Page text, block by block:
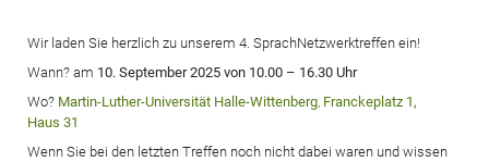
Wir laden Sie herzlich zu unserem 4. SprachNetzwerktreffen ein!
Wann? am 10. September 2025 von 10.00 – 16.30 Uhr
Wo? Martin-Luther-Universität Halle-Wittenberg, Franckeplatz 1,
Haus 31
Wenn Sie bei den letzten Treffen noch nicht dabei waren und wissen